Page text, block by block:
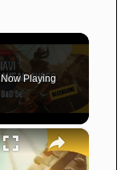
Now Playing
×